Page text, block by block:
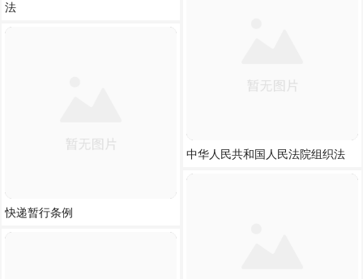
法
快递暂行条例
中华人民共和国人民法院组织法